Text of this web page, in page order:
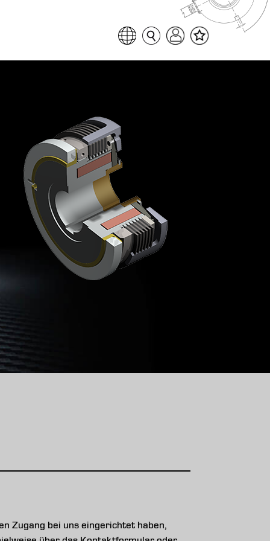
Sprache auswählen
Seitensuche
Login
Favoritenliste
Zugang bei uns eingerichtet haben,